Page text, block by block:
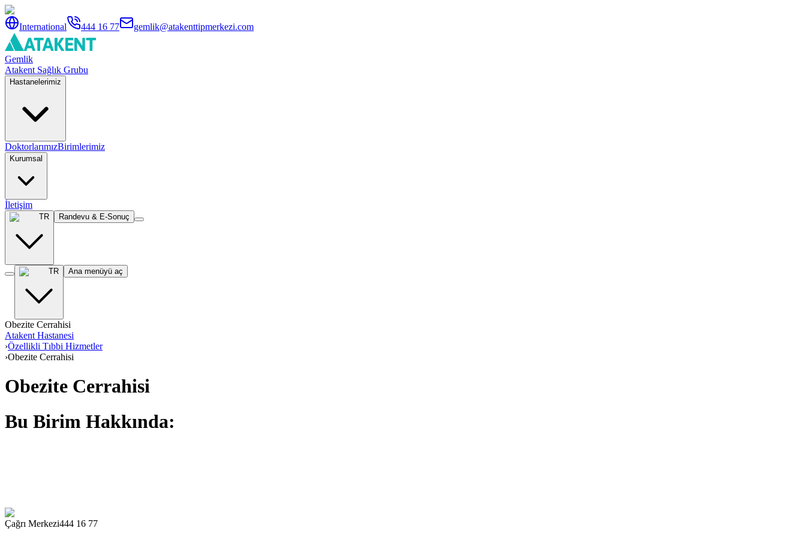
International 444 16 77 gemlik@atakenttipmerkezi.com
Gemlik
Atakent Sağlık Grubu
Hastanelerimiz
DoktorlarımızBirimlerimiz
Kurumsal
İletişim
TR Randevu & E-Sonuç
TR Ana menüyü aç
Obezite Cerrahisi
Atakent Hastanesi
›Özellikli Tıbbi Hizmetler
›Obezite Cerrahisi
Obezite Cerrahisi
Bu Birim Hakkında:
Çağrı Merkezi444 16 77